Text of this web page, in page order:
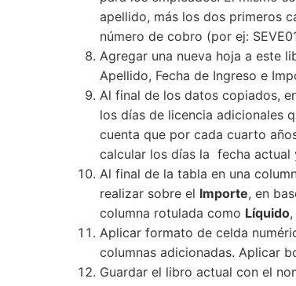
apellido, más los dos primeros
número de cobro (por ej:
Agregar una nueva hoja a este
Apellido, Fecha de Ingreso e
Al final de los datos copiados,
los días de licencia adicionales
cuenta que por cada cuarto
calcular los días la fecha actual
Al final de la tabla en una
realizar sobre el Importe, en
columna rotulada como Líquido
Aplicar formato de celda
columnas adicionadas. Aplicar
Guardar el libro actual con el